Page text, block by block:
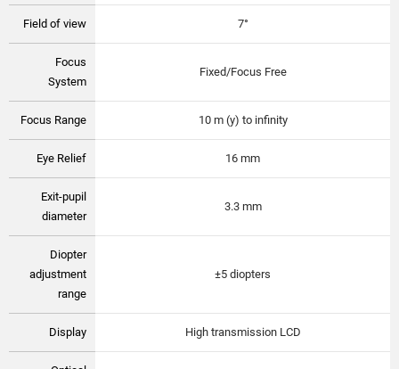
Field of view 7°
Focus
System
Fixed/Focus Free
Focus Range 10 m (y) to infinity
Eye Relief 16 mm
Exit-pupil
diameter
3.3 mm
Diopter
adjustment
range
±5 diopters
Display High transmission LCD